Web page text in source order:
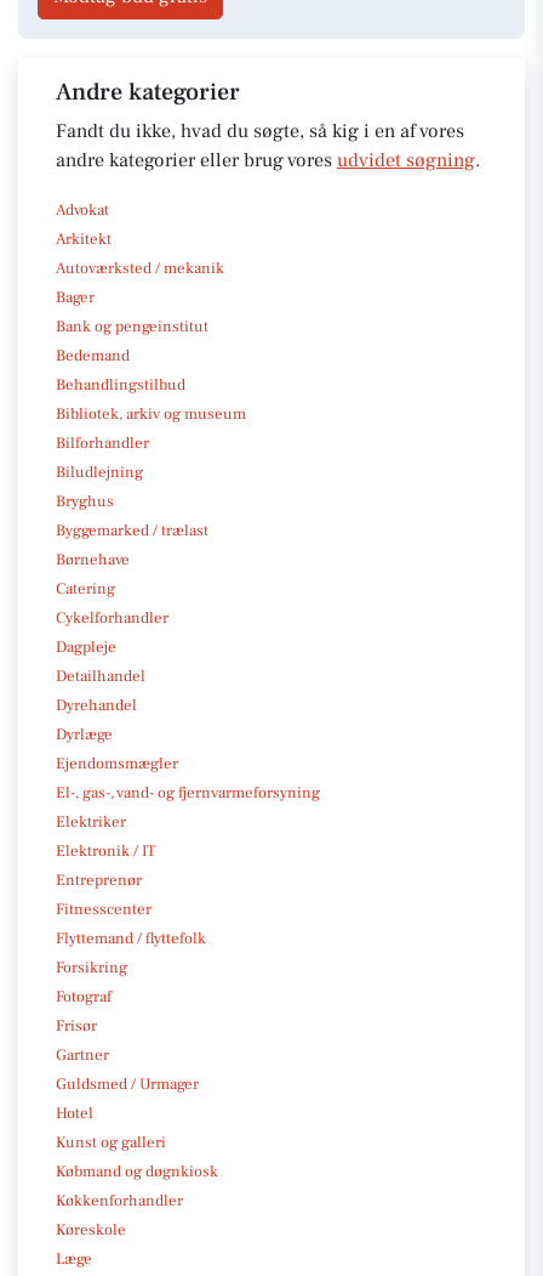
Andre kategorier
Fandt du ikke, hvad du søgte, så kig i en af vores
andre kategorier eller brug vores udvidet søgning.
Advokat
Arkitekt
Autoværksted / mekanik
Bager
Bank og pengeinstitut
Bedemand
Behandlingstilbud
Bibliotek, arkiv og museum
Bilforhandler
Biludlejning
Bryghus
Byggemarked / trælast
Børnehave
Catering
Cykelforhandler
Dagpleje
Detailhandel
Dyrehandel
Dyrlæge
Ejendomsmægler
El-, gas-, vand- og fjernvarmeforsyning
Elektriker
Elektronik / IT
Entreprenør
Fitnesscenter
Flyttemand / flyttefolk
Forsikring
Fotograf
Frisør
Gartner
Guldsmed / Urmager
Hotel
Kunst og galleri
Købmand og døgnkiosk
Køkkenforhandler
Køreskole
Læge